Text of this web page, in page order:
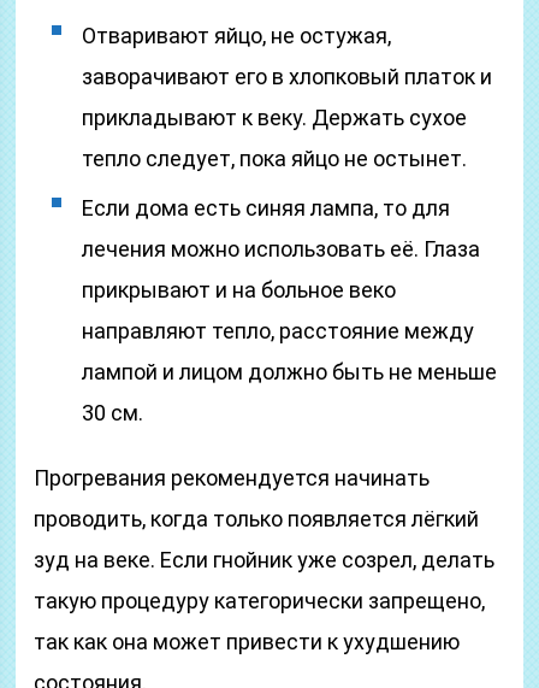
Отваривают яйцо, не остужая,
заворачивают его в хлопковый платок и
прикладывают к веку. Держать сухое
тепло следует, пока яйцо не остынет.
Если дома есть синяя лампа, то для
лечения можно использовать её. Глаза
прикрывают и на больное веко
направляют тепло, расстояние между
лампой и лицом должно быть не меньше
30 см.
Прогревания рекомендуется начинать
проводить, когда только появляется лёгкий
зуд на веке. Если гнойник уже созрел, делать
такую процедуру категорически запрещено,
так как она может привести к ухудшению
состояния.